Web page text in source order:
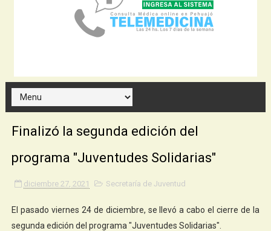
Finalizó la segunda edición del
programa "Juventudes Solidarias"
diciembre 27, 2021 Secretaría de Juventud
El pasado viernes 24 de diciembre, se llevó a cabo el cierre de la
segunda edición del programa "Juventudes Solidarias".